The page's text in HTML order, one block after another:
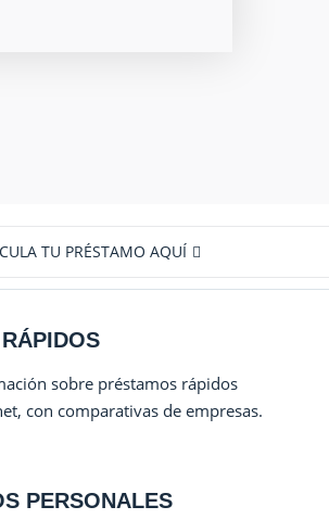
TU PRÉSTAMO AQUÍ
sobre préstamos rápidos
con comparativas de empresas.
PERSONALES